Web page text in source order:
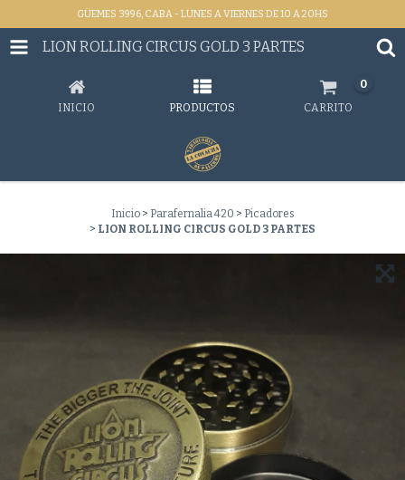
GÜEMES 3996, CABA - LUNES A VIERNES DE 10 A 20HS
LION ROLLING CIRCUS GOLD 3 PARTES
INICIO PRODUCTOS CARRITO
0
Inicio > Parafernalia 420 > Picadores
> LION ROLLING CIRCUS GOLD 3 PARTES